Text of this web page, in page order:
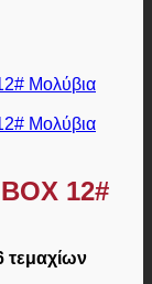
12#
τεμαχίων